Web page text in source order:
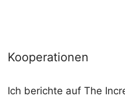
Kooperationen
Ich berichte auf The